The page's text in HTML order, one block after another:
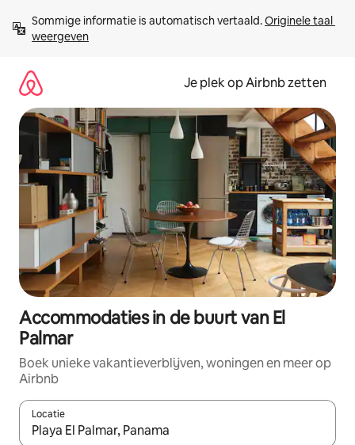
direct
naar
Sommige informatie is automatisch vertaald. Originele taal
weergeven
Je plek op Airbnb zetten
Accommodaties in de buurt van El
Palmar
Boek unieke vakantieverblijven, woningen en meer op
Airbnb
Locatie
Wanneer er resultaten beschikbaar zijn, maak je een keuze